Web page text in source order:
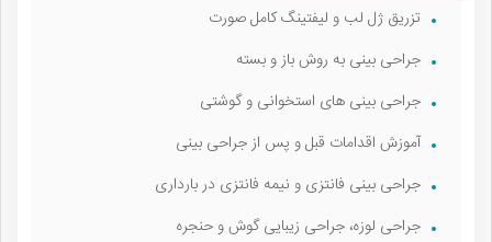
تزریق ژل لب و لیفتینگ کامل صورت
جراحی بینی به روش باز و بسته
جراحی بینی‌ های استخوانی و گوشتی
آموزش اقدامات قبل و پس از جراحی بینی
جراحی بینی فانتزی و نیمه فانتزی در بارداری
جراحی لوزه، جراحی زیبایی گوش و حنجره